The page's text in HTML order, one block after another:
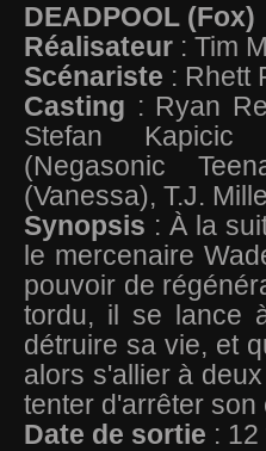
DEADPOOL (Fox)
Réalisateur : Tim
Scénariste : Rhett
Casting : Ryan
Stefan Kapicic
(Negasonic
(Vanessa), T.J.
Synopsis : À la
le mercenaire
pouvoir de
tordu, il se lance
détruire sa vie, et
alors s'allier à
tenter d'arrêter son
Date de sortie :